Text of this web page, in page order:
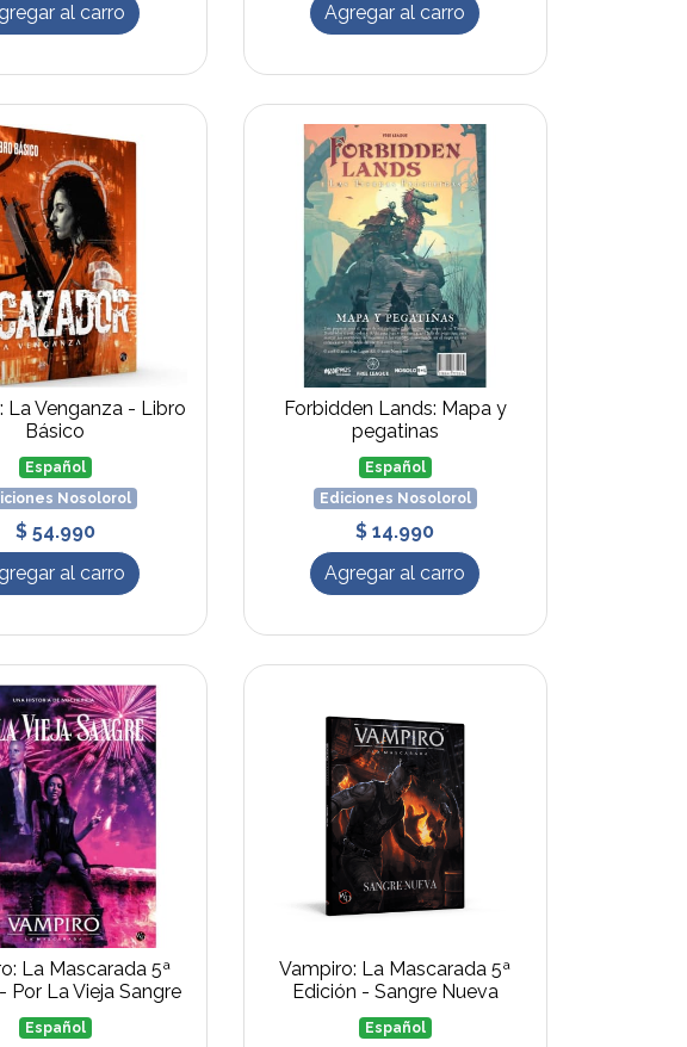
al carro
Agregar al carro
La Venganza - Libro
Básico
Español
Nosolorol
$ 54.990
al carro
Forbidden Lands: Mapa y
pegatinas
Español
Ediciones Nosolorol
$ 14.990
Agregar al carro
La Mascarada 5ª
Por La Vieja Sangre
Español
Vampiro: La Mascarada 5ª
Edición - Sangre Nueva
Español